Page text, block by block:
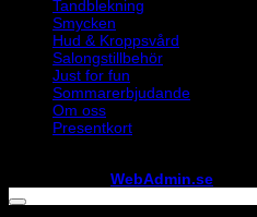
Tandblekning
Smycken
Hud & Kroppsvård
Salongstillbehör
Just for fun
Sommarerbjudande
Om oss
Presentkort
WebAdmin.se